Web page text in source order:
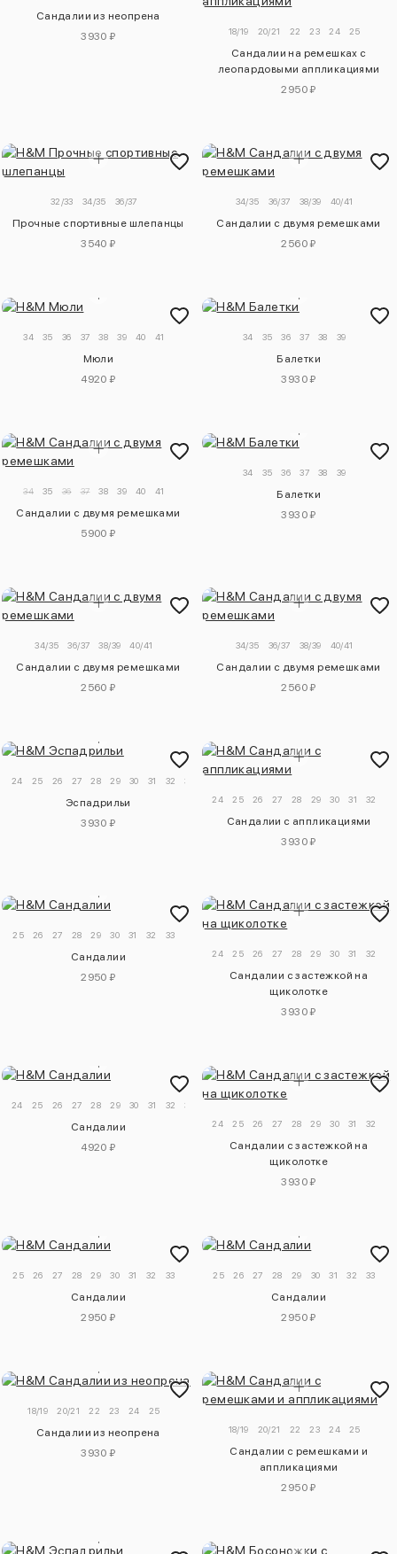
Сандалии из неопрена
3930 ₽
18/19 20/21 22 23 24 25
Сандалии на ремешках с
леопардовыми аппликациями
2950 ₽
32/33 34/35 36/37
Прочные спортивные шлепанцы
3540 ₽
34/35 36/37 38/39 40/41
Сандалии с двумя ремешками
2560 ₽
34 35 36 37 38 39 40 41
Мюли
4920 ₽
34 35 36 37 38 39
Балетки
3930 ₽
34 35 36 37 38 39 40 41
Сандалии с двумя ремешками
5900 ₽
34 35 36 37 38 39
Балетки
3930 ₽
34/35 36/37 38/39 40/41
Сандалии с двумя ремешками
2560 ₽
34/35 36/37 38/39 40/41
Сандалии с двумя ремешками
2560 ₽
24 25 26 27 28 29 30 31 32 33
Эспадрильи
3930 ₽
24 25 26 27 28 29 30 31 32
Сандалии с аппликациями
3930 ₽
25 26 27 28 29 30 31 32 33
Сандалии
2950 ₽
24 25 26 27 28 29 30 31 32
Сандалии с застежкой на
щиколотке
3930 ₽
24 25 26 27 28 29 30 31 32 33
Сандалии
4920 ₽
24 25 26 27 28 29 30 31 32
Сандалии с застежкой на
щиколотке
3930 ₽
25 26 27 28 29 30 31 32 33
Сандалии
2950 ₽
25 26 27 28 29 30 31 32 33
Сандалии
2950 ₽
18/19 20/21 22 23 24 25
Сандалии из неопрена
3930 ₽
18/19 20/21 22 23 24 25
Сандалии с ремешками и
аппликациями
2950 ₽